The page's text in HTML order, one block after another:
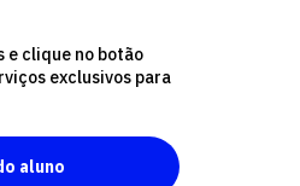
e clique no botão
exclusivos para
aluno